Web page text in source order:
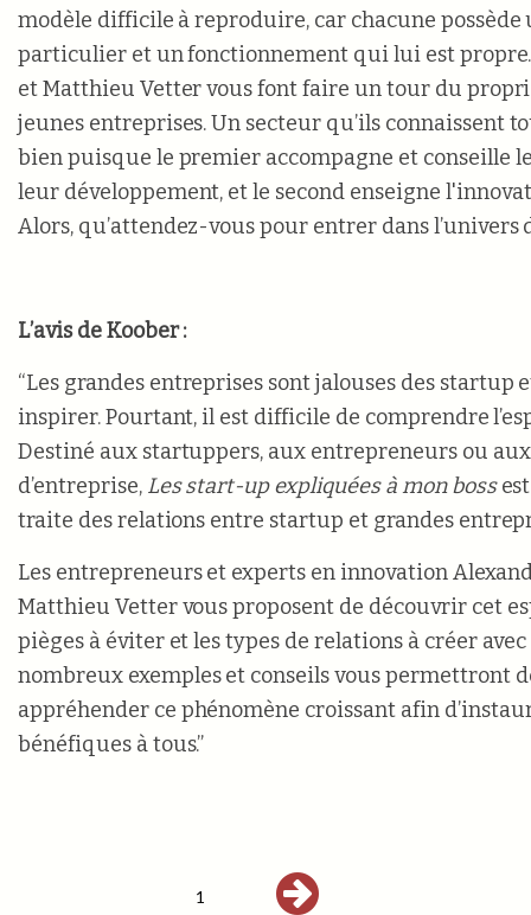
modèle difficile à reproduire, car chacune
particulier et un fonctionnement qui lui est
et Matthieu Vetter vous font faire un tour du
jeunes entreprises. Un secteur qu’ils connaissent
bien puisque le premier accompagne et conseille
leur développement, et le second enseigne
Alors, qu’attendez-vous pour entrer dans l’univers
L’avis de Koober :
“Les grandes entreprises sont jalouses des startup
inspirer. Pourtant, il est difficile de comprendre
Destiné aux startuppers, aux entrepreneurs ou
d’entreprise, Les start-up expliquées à mon boss
traite des relations entre startup et grandes
Les entrepreneurs et experts en innovation
Matthieu Vetter vous proposent de découvrir cet
pièges à éviter et les types de relations à créer
nombreux exemples et conseils vous permettront
appréhender ce phénomène croissant afin
bénéfiques à tous.”
1